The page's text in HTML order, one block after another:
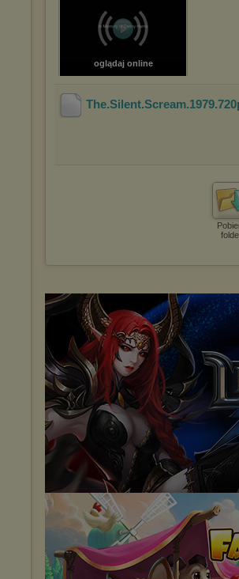
oglądaj online